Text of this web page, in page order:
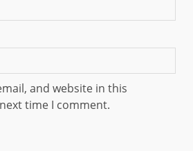
and website in this
time I comment.